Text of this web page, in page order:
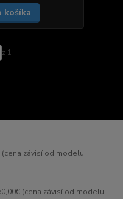
košíka
z 1
(cena závisí od modelu
(cena závisí od modelu